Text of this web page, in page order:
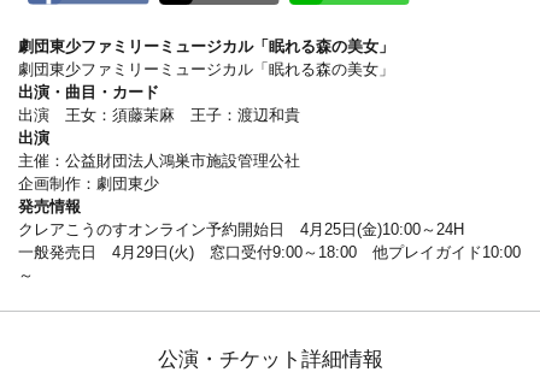
劇団東少ファミリーミュージカル「眠れる森の美女」
劇団東少ファミリーミュージカル「眠れる森の美女」
出演・曲目・カード
出演 王女：須藤茉麻 王子：渡辺和貴
出演
主催：公益財団法人鴻巣市施設管理公社
企画制作：劇団東少
発売情報
クレアこうのすオンライン予約開始日 4月25日(金)10:00～24H
一般発売日 4月29日(火) 窓口受付9:00～18:00 他プレイガイド10:00
～
公演・チケット詳細情報